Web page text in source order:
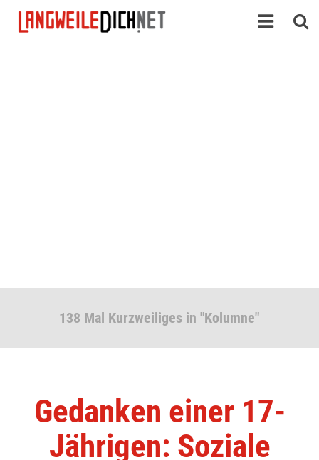
138 Mal Kurzweiliges in "Kolumne"
Gedanken einer 17-
Jährigen: Soziale